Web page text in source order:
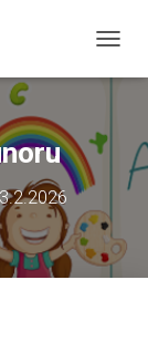
Ř
N
N
A
V
3.2.2026